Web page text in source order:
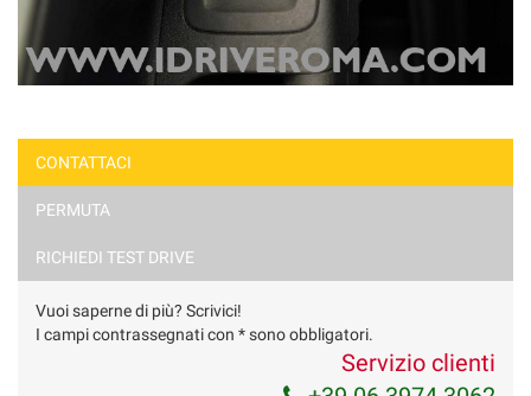
CONTATTACI
PERMUTA
RICHIEDI TEST DRIVE
Vuoi saperne di più? Scrivici!
I campi contrassegnati con * sono obbligatori.
Servizio clienti